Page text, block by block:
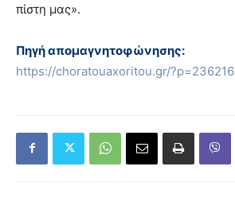
πίστη μας».
Πηγή απομαγνητοφώνησης:
https://choratouaxoritou.gr/?p=236216